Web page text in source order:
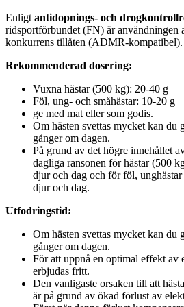
Enligt antidopnings- och
ridsportförbundet (FN) är användningen
konkurrens tillåten (ADMR-kompatibel).
Rekommenderad dosering:
Vuxna hästar (500 kg): 20-40 g
Föl, ung- och småhästar: 10-20 g
ge med mat eller som godis.
Om hästen svettas mycket kan
gånger om dagen.
På grund av det högre innehållet
dagliga ransonen för hästar (500
djur och dag och för föl,
djur och dag.
Utfodringstid:
Om hästen svettas mycket kan
gånger om dagen.
För att uppnå en optimal effekt av
erbjudas fritt.
Den vanligaste orsaken till att
är på grund av ökad förlust av